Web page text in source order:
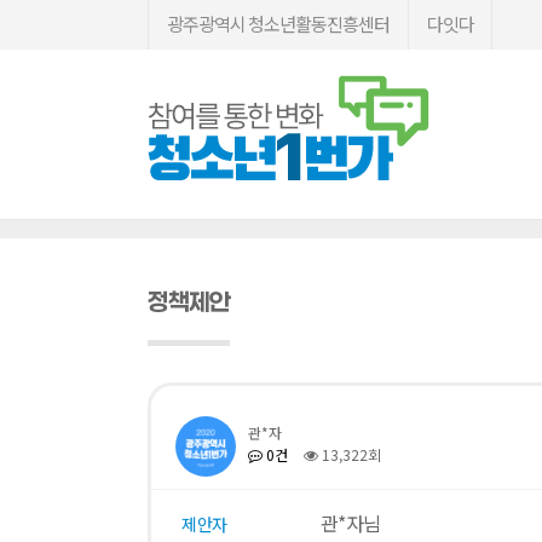
광주광역시 청소년활동진흥센터 다잇다
정책제안
관*자
0건
13,322회
제안자 관*자님